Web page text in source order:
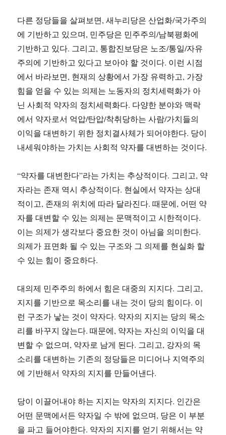
다른 정당들을 살펴보면, 새누리당은 산업화/국가주의
에 기반하고 있으며, 민주당은 민주주의/남북평화에
기반하고 있다. 그리고, 통합진보당은 노조/통일/자유
주의에 기반하고 있다고 보아야 할 것이다. 이런 시점
에서 바라보면, 현재의 상황에서 가장 유력하고, 가장
힘을 얻을 수 있는 의제는 노동자의 정치세력화가 아
닌 사회적 약자의 정치세력화다. 다양한 분야와 맥락
에서 약자로서 억압/탄압/착취당하는 사람/가치들의
이익을 대변하기 위한 정치결사체가 되어야한다. 당이
내세워야하는 가치는 사회적 약자를 대변하는 것이다.
“약자를 대변한다”라는 가치는 추상적이다. 그리고, 약
자라는 존재 역시 추상적이다. 현실에서 약자는 상대
적이고, 존재의 위치에 따라 달라진다. 때문에, 어떤 약
자를 대변할 수 있는 의제는 문맥적이고 시한적이다.
이는 의제가 생각보다 중요한 것이 아님을 의미한다.
의제가 표면화 될 수 있는 구조와 그 의제를 현실화 할
수 있는 힘이 중요하다.
대의제 민주주의 하에서 힘은 대중의 지지다. 그리고,
지지를 기반으로 목소리를 내는 것이 당의 힘이다. 이
런 구조가 낳는 것이 약자다. 약자의 지지는 당의 목소
리를 바꾸지 않는다. 때문에, 약자는 자신의 이익을 대
변할 수 없으며, 약자로 남게 된다. 그리고, 강자의 목
소리를 대변하는 기존의 정당들은 미디어나 지역주의
에 기반해서 약자의 지지를 만들어낸다.
당이 이끌어내야 하는 지지는 약자의 지지다. 인간은
어떤 문맥에서든 약자일 수 밖에 없으며, 당은 이 부분
을 파고 들어야한다. 약자의 지지를 얻기 위해서는 약